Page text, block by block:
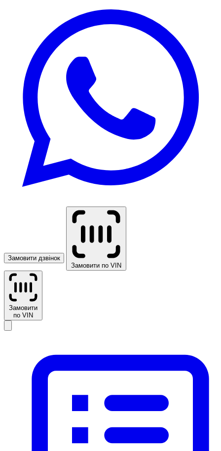
Замовити дзвінок
Замовити по VIN
Замовити
по VIN